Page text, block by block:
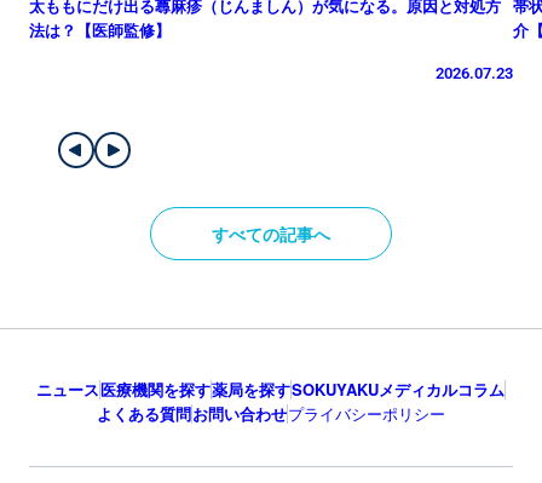
太ももにだけ出る蕁麻疹（じんましん）が気になる。原因と対処方
法は？【医師監修】
2026.07.23
帯
介
すべての記事へ
ニュース医療機関を探す薬局を探すSOKUYAKUメディカルコラム
よくある質問お問い合わせプライバシーポリシー